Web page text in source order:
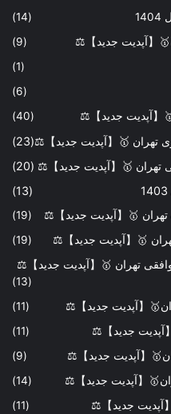
(14)
(9)
(1)
(6)
(40)
(23)
(20)
(13)
(19)
(19)
(13)
(11)
(11)
(9)
(14)
(11)